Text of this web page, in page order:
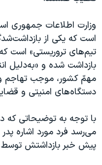
همایش محافظه‌کاران
صفحه‌های ویژه
سفر پرزیدنت ترامپ به چین
وزارت اطلاعات جمهوری
است که یکی از
بازداشت شده و «به‌دلیل
مهمّ کشور، موجب تهاجم
دستگاه‌های امنیتی و
با توجه به توضیحاتی که
می‌رسد فرد مورد اشاره
پیش خبر بازداشتش